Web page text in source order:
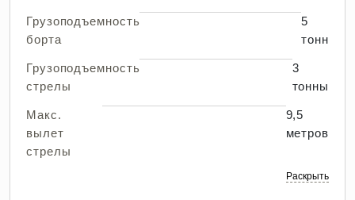
Грузоподъемность
борта
5
тонн
Грузоподъемность
стрелы
3
тонны
Макс.
вылет
стрелы
9,5
метров
Раскрыть